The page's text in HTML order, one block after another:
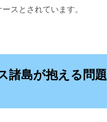
スとされています。
諸島が抱える問